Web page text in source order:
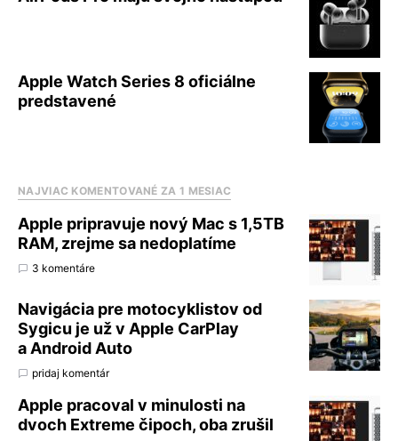
Apple Watch Series 8 oficiálne
predstavené
NAJVIAC KOMENTOVANÉ ZA 1 MESIAC
Apple pripravuje nový Mac s 1,5TB
RAM, zrejme sa nedoplatíme
3 komentáre
Navigácia pre motocyklistov od
Sygicu je už v Apple CarPlay
a Android Auto
pridaj komentár
Apple pracoval v minulosti na
dvoch Extreme čipoch, oba zrušil